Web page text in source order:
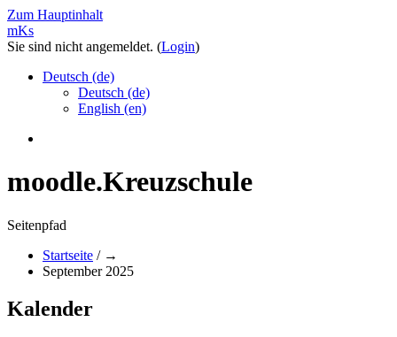
Zum Hauptinhalt
mKs
Sie sind nicht angemeldet. (Login)
Deutsch ‎(de)‎
Deutsch ‎(de)‎
English ‎(en)‎
moodle.Kreuzschule
Seitenpfad
Startseite / →
September 2025
Kalender